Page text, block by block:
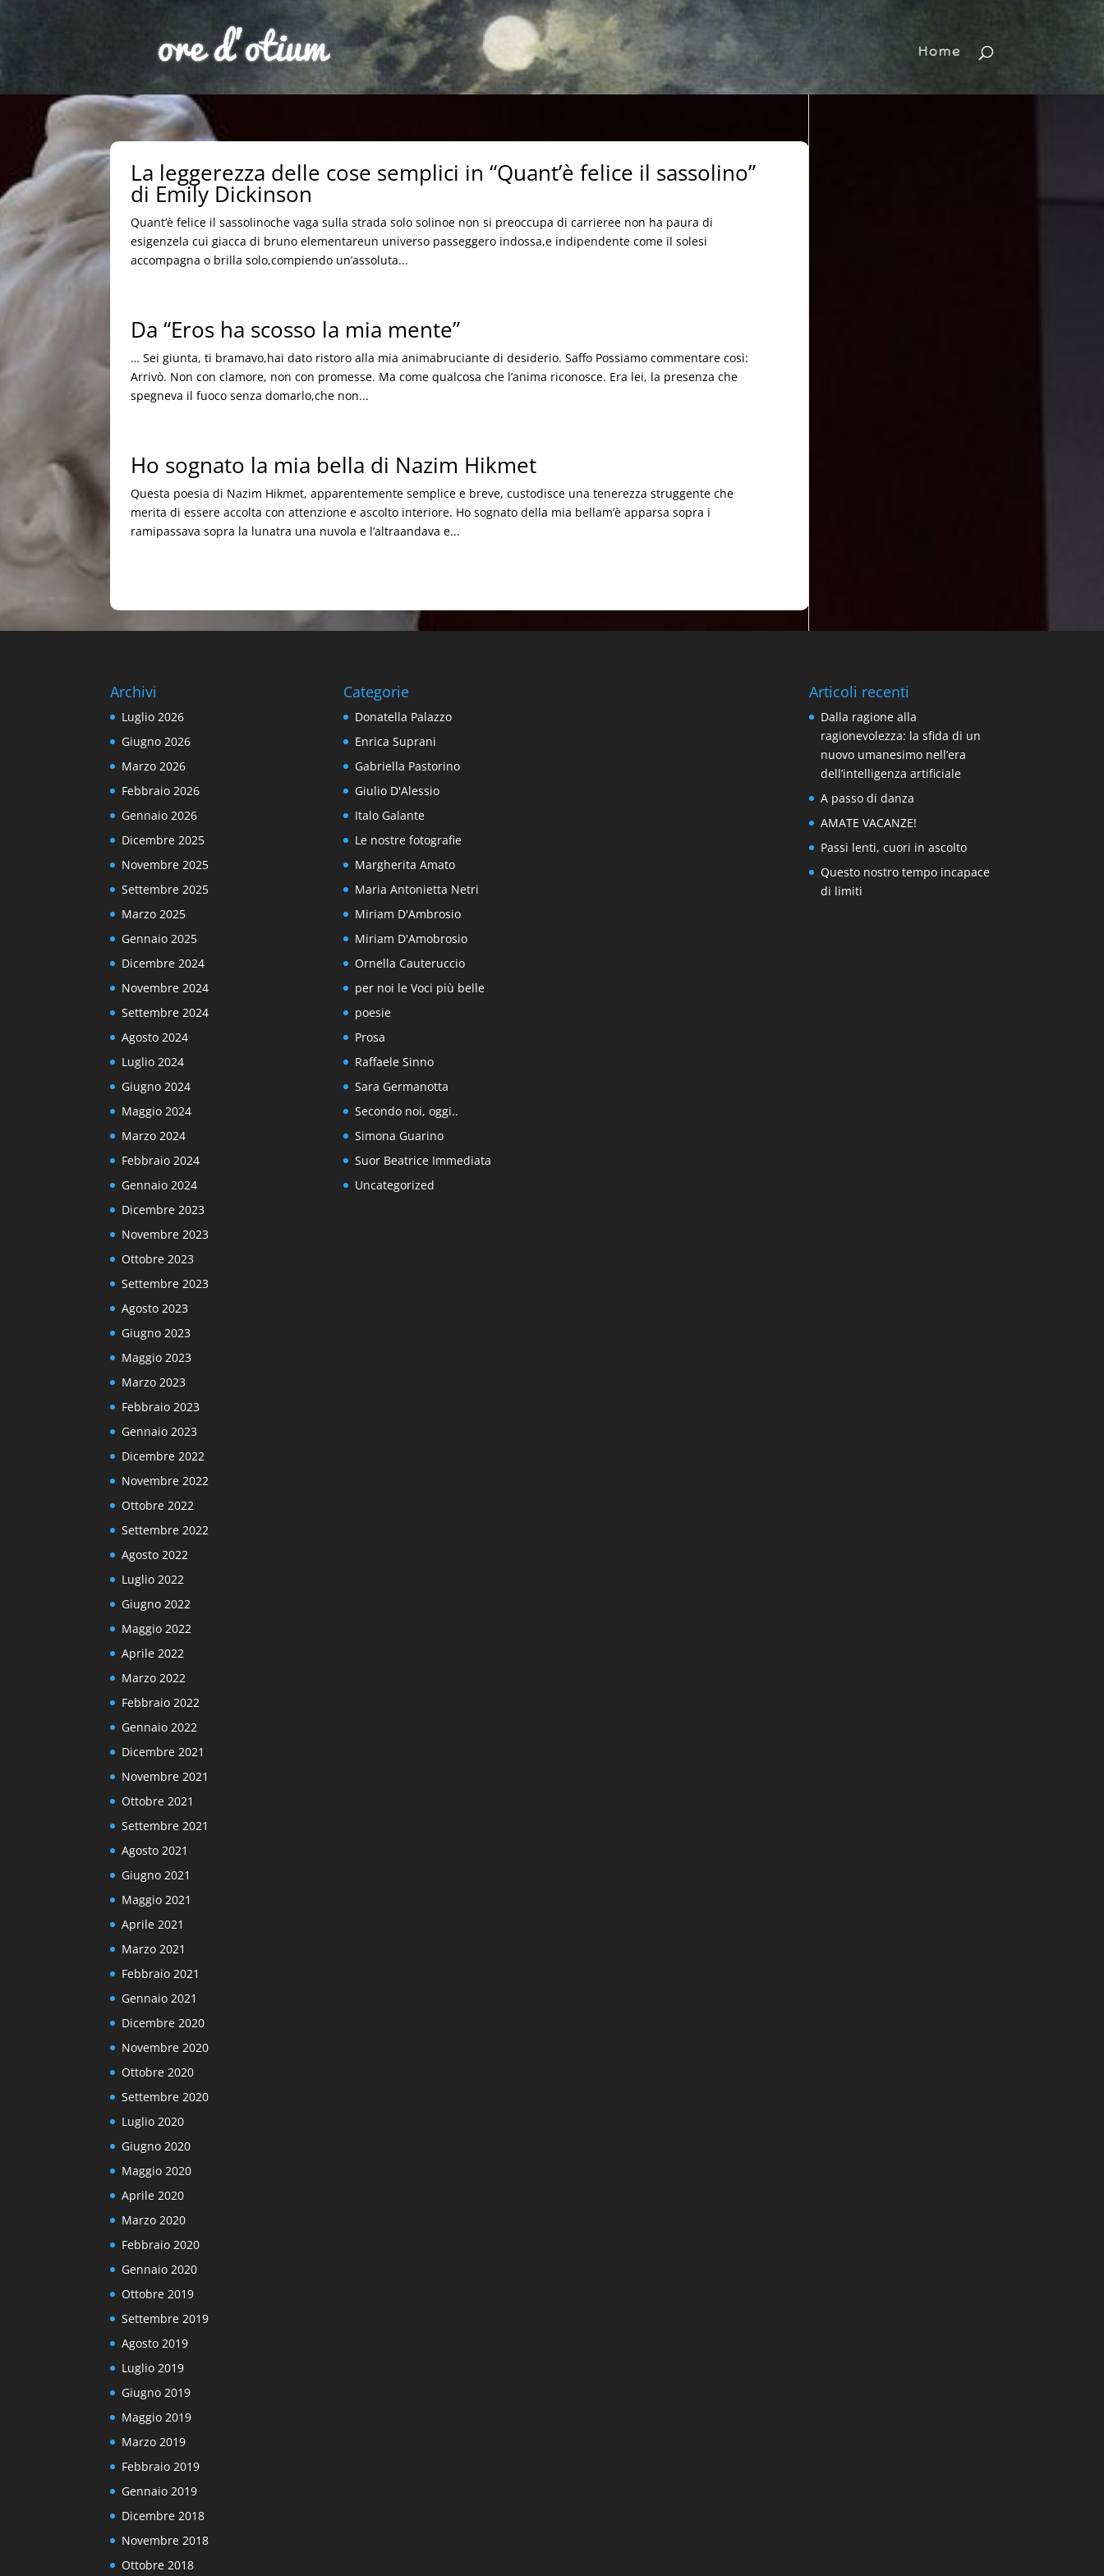
Home
La leggerezza delle cose semplici in “Quant’è felice il sassolino”
di Emily Dickinson
Quant’è felice il sassolinoche vaga sulla strada solo solinoe non si preoccupa di carrieree non ha paura di
esigenzela cui giacca di bruno elementareun universo passeggero indossa,e indipendente come il solesi
accompagna o brilla solo,compiendo un’assoluta...
Da “Eros ha scosso la mia mente”
… Sei giunta, ti bramavo,hai dato ristoro alla mia animabruciante di desiderio. Saffo Possiamo commentare così:
Arrivò. Non con clamore, non con promesse. Ma come qualcosa che l’anima riconosce. Era lei, la presenza che
spegneva il fuoco senza domarlo,che non...
Ho sognato la mia bella di Nazim Hikmet
Questa poesia di Nazim Hikmet, apparentemente semplice e breve, custodisce una tenerezza struggente che
merita di essere accolta con attenzione e ascolto interiore. Ho sognato della mia bellam’è apparsa sopra i
ramipassava sopra la lunatra una nuvola e l’altraandava e...
Archivi
Luglio 2026
Giugno 2026
Marzo 2026
Febbraio 2026
Gennaio 2026
Dicembre 2025
Novembre 2025
Settembre 2025
Marzo 2025
Gennaio 2025
Dicembre 2024
Novembre 2024
Settembre 2024
Agosto 2024
Luglio 2024
Giugno 2024
Maggio 2024
Marzo 2024
Febbraio 2024
Gennaio 2024
Dicembre 2023
Novembre 2023
Ottobre 2023
Settembre 2023
Agosto 2023
Giugno 2023
Maggio 2023
Marzo 2023
Febbraio 2023
Gennaio 2023
Dicembre 2022
Novembre 2022
Ottobre 2022
Settembre 2022
Agosto 2022
Luglio 2022
Giugno 2022
Maggio 2022
Aprile 2022
Marzo 2022
Febbraio 2022
Gennaio 2022
Dicembre 2021
Novembre 2021
Ottobre 2021
Settembre 2021
Agosto 2021
Giugno 2021
Maggio 2021
Aprile 2021
Marzo 2021
Febbraio 2021
Gennaio 2021
Dicembre 2020
Novembre 2020
Ottobre 2020
Settembre 2020
Luglio 2020
Giugno 2020
Maggio 2020
Aprile 2020
Marzo 2020
Febbraio 2020
Gennaio 2020
Ottobre 2019
Settembre 2019
Agosto 2019
Luglio 2019
Giugno 2019
Maggio 2019
Marzo 2019
Febbraio 2019
Gennaio 2019
Dicembre 2018
Novembre 2018
Ottobre 2018
Categorie
Donatella Palazzo
Enrica Suprani
Gabriella Pastorino
Giulio D'Alessio
Italo Galante
Le nostre fotografie
Margherita Amato
Maria Antonietta Netri
Miriam D'Ambrosio
Miriam D'Amobrosio
Ornella Cauteruccio
per noi le Voci più belle
poesie
Prosa
Raffaele Sinno
Sara Germanotta
Secondo noi, oggi..
Simona Guarino
Suor Beatrice Immediata
Uncategorized
Articoli recenti
Dalla ragione alla
ragionevolezza: la sfida di un
nuovo umanesimo nell’era
dell’intelligenza artificiale
A passo di danza
AMATE VACANZE!
Passi lenti, cuori in ascolto
Questo nostro tempo incapace
di limiti